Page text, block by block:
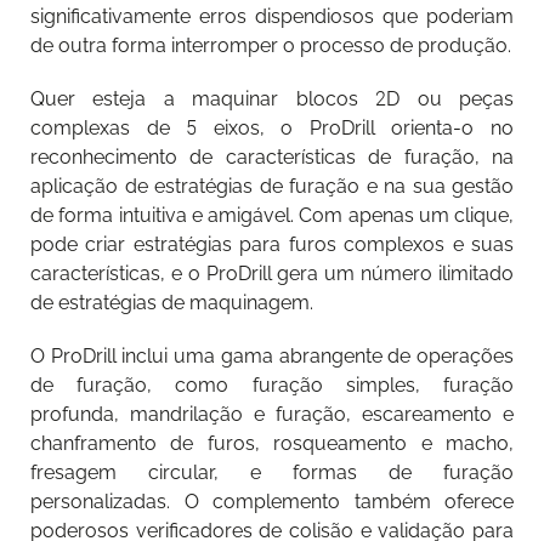
significativamente erros dispendiosos que poderiam
de outra forma interromper o processo de produção.
Quer esteja a maquinar blocos 2D ou peças
complexas de 5 eixos, o ProDrill orienta-o no
reconhecimento de características de furação, na
aplicação de estratégias de furação e na sua gestão
de forma intuitiva e amigável. Com apenas um clique,
pode criar estratégias para furos complexos e suas
características, e o ProDrill gera um número ilimitado
de estratégias de maquinagem.
O ProDrill inclui uma gama abrangente de operações
de furação, como furação simples, furação
profunda, mandrilação e furação, escareamento e
chanframento de furos, rosqueamento e macho,
fresagem circular, e formas de furação
personalizadas. O complemento também oferece
poderosos verificadores de colisão e validação para